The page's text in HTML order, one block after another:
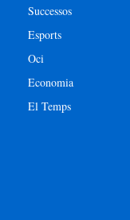
Successos
Esports
Oci
Economia
El Temps